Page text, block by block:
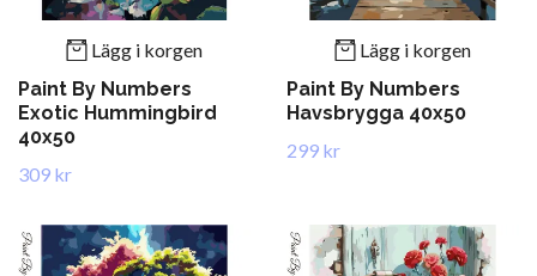
Lägg i korgen
Paint By Numbers
Exotic Hummingbird
40x50
309 kr
Lägg i korgen
Paint By Numbers
Havsbrygga 40x50
299 kr